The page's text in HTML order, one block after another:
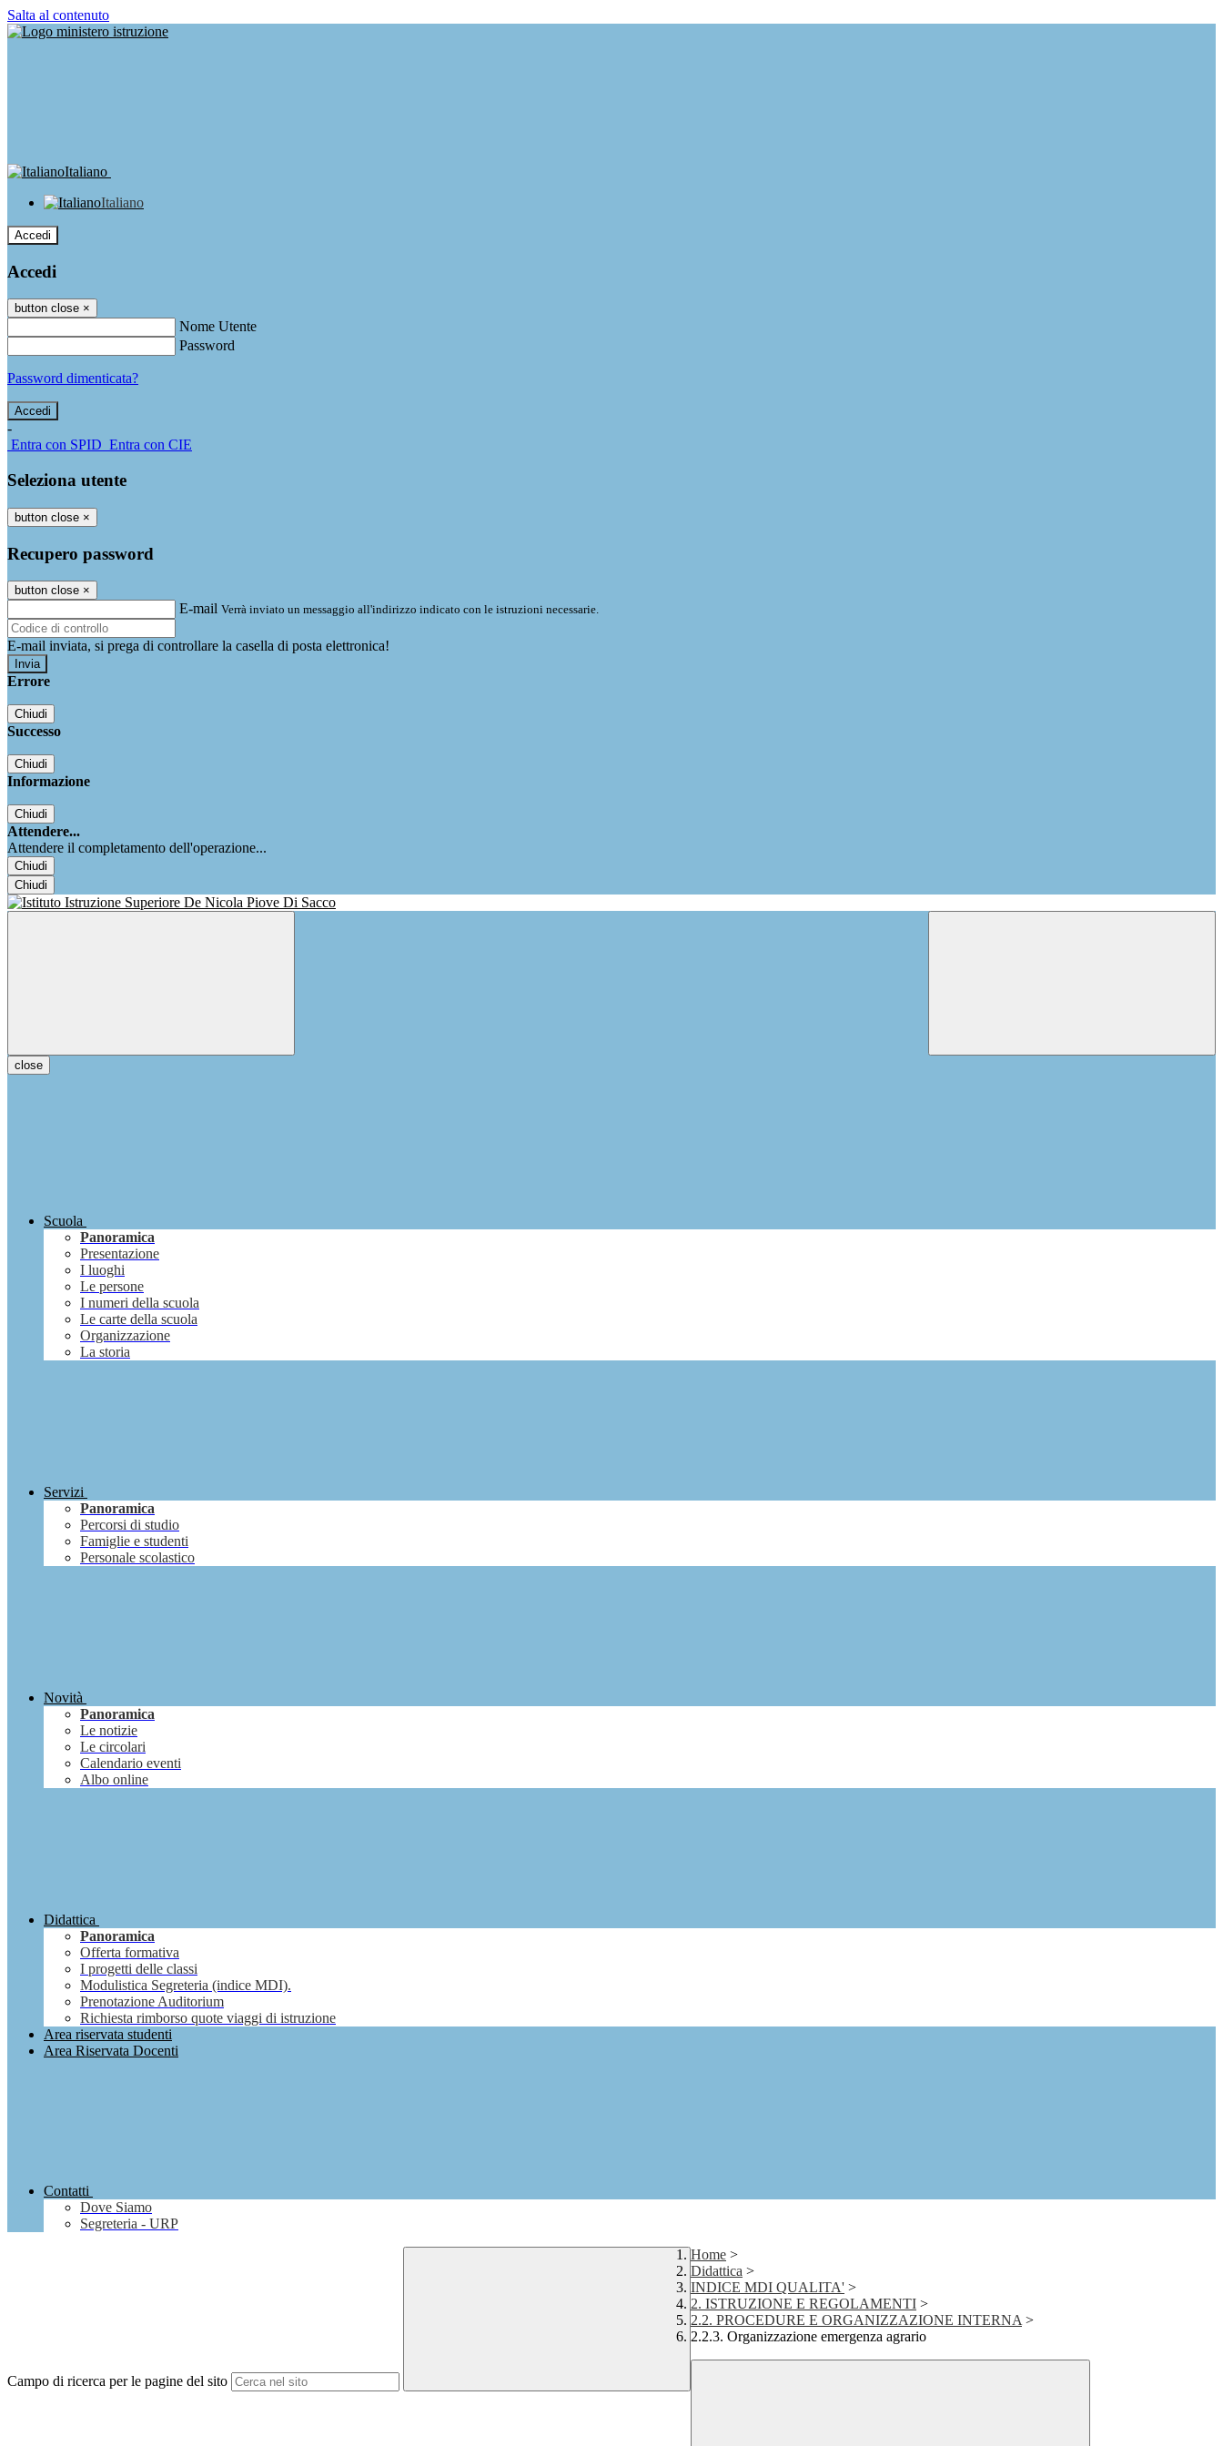
Salta al contenuto
Italiano
Italiano
Accedi
Accedi
button close ×
Nome Utente
Password
Password dimenticata?
-
Entra con SPID Entra con CIE
Seleziona utente
button close ×
Recupero password
button close ×
E-mail Verrà inviato un messaggio all'indirizzo indicato con le istruzioni necessarie.
E-mail inviata, si prega di controllare la casella di posta elettronica!
Errore
Chiudi
Successo
Chiudi
Informazione
Chiudi
Attendere...
Attendere il completamento dell'operazione...
Chiudi
Chiudi
close
Scuola
Panoramica
Presentazione
I luoghi
Le persone
I numeri della scuola
Le carte della scuola
Organizzazione
La storia
Servizi
Panoramica
Percorsi di studio
Famiglie e studenti
Personale scolastico
Novità
Panoramica
Le notizie
Le circolari
Calendario eventi
Albo online
Didattica
Panoramica
Offerta formativa
I progetti delle classi
Modulistica Segreteria (indice MDI).
Prenotazione Auditorium
Richiesta rimborso quote viaggi di istruzione
Area riservata studenti
Area Riservata Docenti
Contatti
Dove Siamo
Segreteria - URP
Campo di ricerca per le pagine del sito
Home >
Didattica >
INDICE MDI QUALITA' >
2. ISTRUZIONE E REGOLAMENTI >
2.2. PROCEDURE E ORGANIZZAZIONE INTERNA >
2.2.3. Organizzazione emergenza agrario